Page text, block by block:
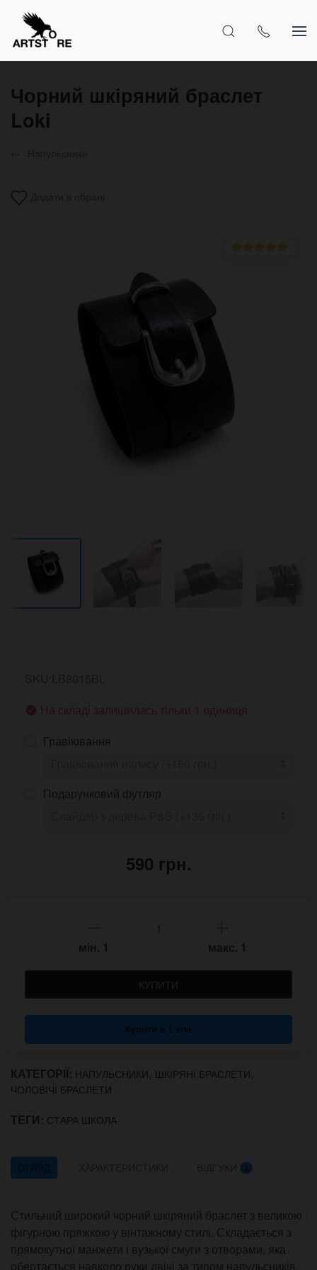
Чорний шкіряний браслет
Loki
На складі залишилась тільки 1 одиниця
Гравіювання
Подарунковий футляр
590 грн.
мін. 1 макс. 1
КУПИТИ
Купити в 1 клік
КАТЕГОРІЇ: НАПУЛЬСНИКИ, ШКІРЯНІ БРАСЛЕТИ,
ЧОЛОВІЧІ БРАСЛЕТИ
ТЕГИ: СТАРА ШКОЛА
ОГЛЯД 2
Стильний широкий чорний шкіряний браслет з великою
фігурною пряжкою у вінтажному стилі. Складається з
прямокутної манжети і вузької смуги з отворами, яка
обертається навколо руки двічі за типом напульсників.